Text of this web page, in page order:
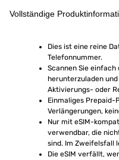
Vollständige
Dies ist eine reine
Telefonnummer.
Scannen Sie einfach
herunterzuladen
Aktivierungs- oder
Einmaliges Prepaid-
Verlängerungen,
Nur mit eSIM-
verwendbar, die
sind. Im Zweifelsfall
Die eSIM verfällt,